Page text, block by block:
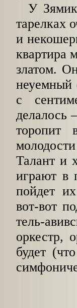
У
тарелках
и
квартира
златом.
неуемный
с
делалось
торопит
Талант и
играют в
пойдет
вот-вот
тель-
оркестр,
будет